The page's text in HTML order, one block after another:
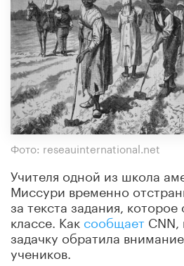
Фото: reseauinternational.net
Учителя одной из школа
Миссури временно
за текста задания,
классе. Как сообщает
задачку обратила
учеников.